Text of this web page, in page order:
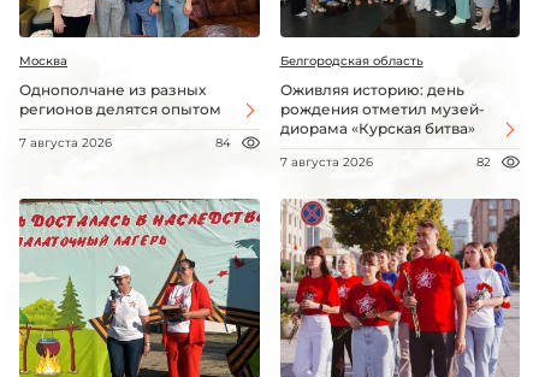
Москва
Однополчане из разных
регионов делятся опытом
7 августа 2026 84
Белгородская область
Оживляя историю: день
рождения отметил музей-
диорама «Курская битва»
7 августа 2026 82